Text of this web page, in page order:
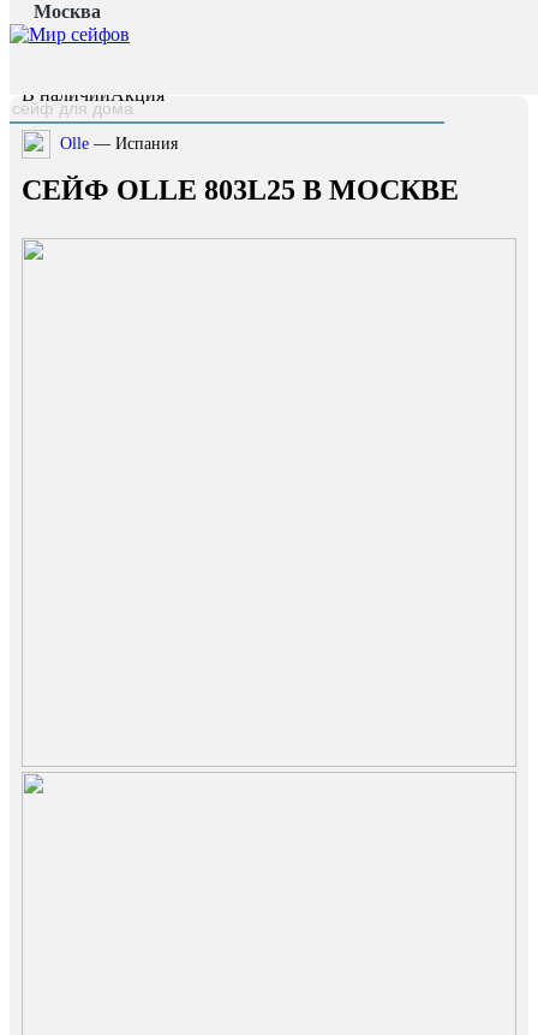
Москва
Главная страница
Каталог /
В наличииАкция
Olle — Испания
СЕЙФ OLLE 803L25 В МОСКВЕ